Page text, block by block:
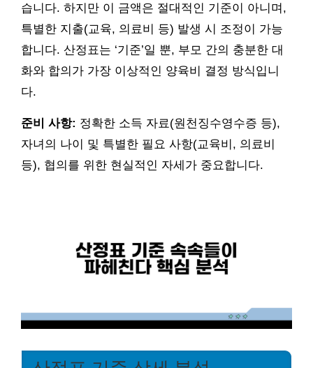
습니다. 하지만 이 금액은 절대적인 기준이 아니며,
특별한 지출(교육, 의료비 등) 발생 시 조정이 가능
합니다. 산정표는 ‘기준’일 뿐, 부모 간의 충분한 대
화와 합의가 가장 이상적인 양육비 결정 방식입니
다.
준비 사항: 정확한 소득 자료(원천징수영수증 등),
자녀의 나이 및 특별한 필요 사항(교육비, 의료비
등), 협의를 위한 현실적인 자세가 중요합니다.